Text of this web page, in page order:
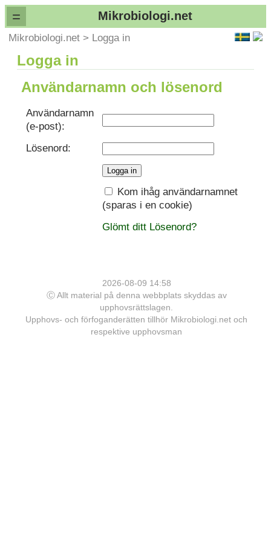
= Mikrobiologi.net
Mikrobiologi.net > Logga in
Logga in
Användarnamn och lösenord
Användarnamn
(e-post):
Lösenord:
Kom ihåg användarnamnet
(sparas i en cookie)
Glömt ditt Lösenord?
2026-08-09 14:58
Ⓒ Allt material på denna webbplats skyddas av
upphovsrättslagen.
Upphovs- och förfoganderätten tillhör Mikrobiologi.net och
respektive upphovsman